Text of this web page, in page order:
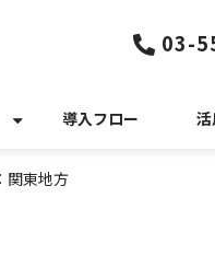
03-
導入フロー
関東地方